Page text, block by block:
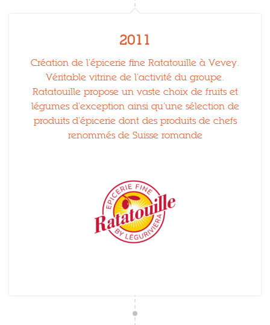
2011
Création de l’épicerie fine Ratatouille à Vevey.
Véritable vitrine de l’activité du groupe.
Ratatouille propose un vaste choix de fruits et
légumes d’exception ainsi qu’une sélection de
produits d’épicerie dont des produits de chefs
renommés de Suisse romande